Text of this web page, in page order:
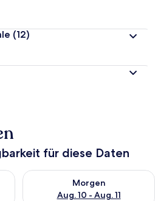
(12)
für diese Daten
für heute Nacht, Aug. 9 - Aug.
Morgen
Aug. 10 - Aug. 11
Überprüfe die Verfügbarkeit